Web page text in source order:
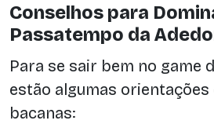
Conselhos para
Passatempo da
Para se sair bem no game
estão algumas orientações
bacanas: